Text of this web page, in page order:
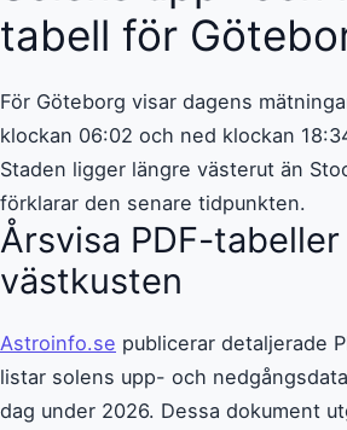
tabell för
För Göteborg visar dagens
klockan 06:02 och ned klockan
Staden ligger längre västerut än
förklarar den senare tidpunkten.
Årsvisa PDF-
västkusten
Astroinfo.se publicerar detaljerade
listar solens upp- och
dag under 2026. Dessa dokument